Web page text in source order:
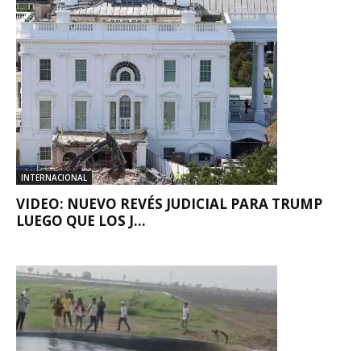
INTERNACIONAL
VIDEO: NUEVO REVÉS JUDICIAL PARA TRUMP
LUEGO QUE LOS J...